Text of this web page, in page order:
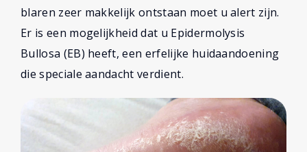
blaren zeer makkelijk ontstaan moet u alert zijn.
Er is een mogelijkheid dat u Epidermolysis
Bullosa (EB) heeft, een erfelijke huidaandoening
die speciale aandacht verdient.